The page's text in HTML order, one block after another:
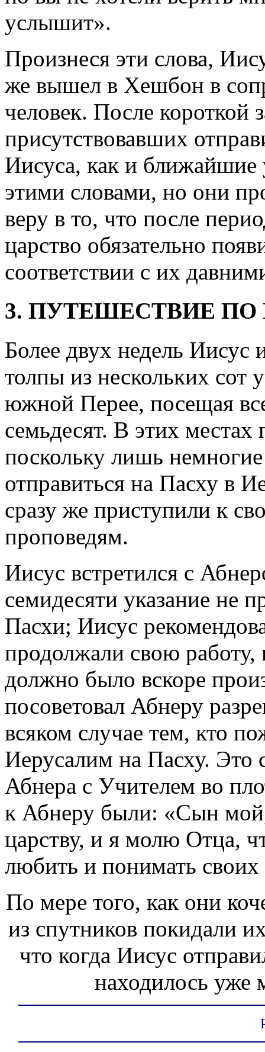
услышит».
Произнеся эти слова,
же вышел в Хешбон в
человек. После короткой
присутствовавших
Иисуса, как и
этими словами, но они
веру в то, что после
царство обязательно
соответствии с их
3. ПУТЕШЕСТВИЕ ПО
Более двух недель Иисус
толпы из нескольких сот
южной Перее, посещая
семьдесят. В этих
поскольку лишь
отправиться на Пасху в
сразу же приступили к
проповедям.
Иисус встретился с
семидесяти указание не
Пасхи; Иисус
продолжали свою работу,
должно было вскоре
посоветовал Абнеру
всяком случае тем, кто
Иерусалим на Пасху. Это
Абнера с Учителем во
к Абнеру были: «Сын
царству, и я молю Отца,
любить и понимать своих
По мере того, как они
из спутников покидали
что когда Иисус
находилось уже